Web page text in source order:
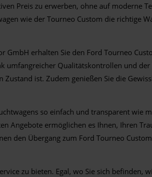
Preis zu erwerben, ohne auf moderne
wie der Tourneo Custom die richtige
GmbH erhalten Sie den Ford Tourneo
umfangreicher Qualitätskontrollen und
ist. Zudem genießen Sie die
so einfach und transparent wie
Angebote ermöglichen es Ihnen, Ihren
den Übergang zum Ford Tourneo
zu bieten. Egal, wo Sie sich befinden,